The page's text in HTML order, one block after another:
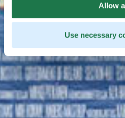
Allow
Use necessary